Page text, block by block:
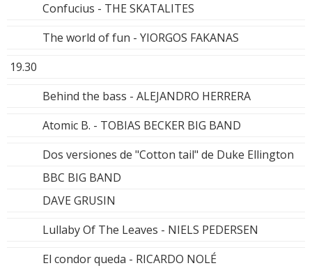
Confucius - THE SKATALITES
The world of fun - YIORGOS FAKANAS
19.30
Behind the bass - ALEJANDRO HERRERA
Atomic B. - TOBIAS BECKER BIG BAND
Dos versiones de "Cotton tail" de Duke Ellington
BBC BIG BAND
DAVE GRUSIN
Lullaby Of The Leaves - NIELS PEDERSEN
El condor queda - RICARDO NOLÉ